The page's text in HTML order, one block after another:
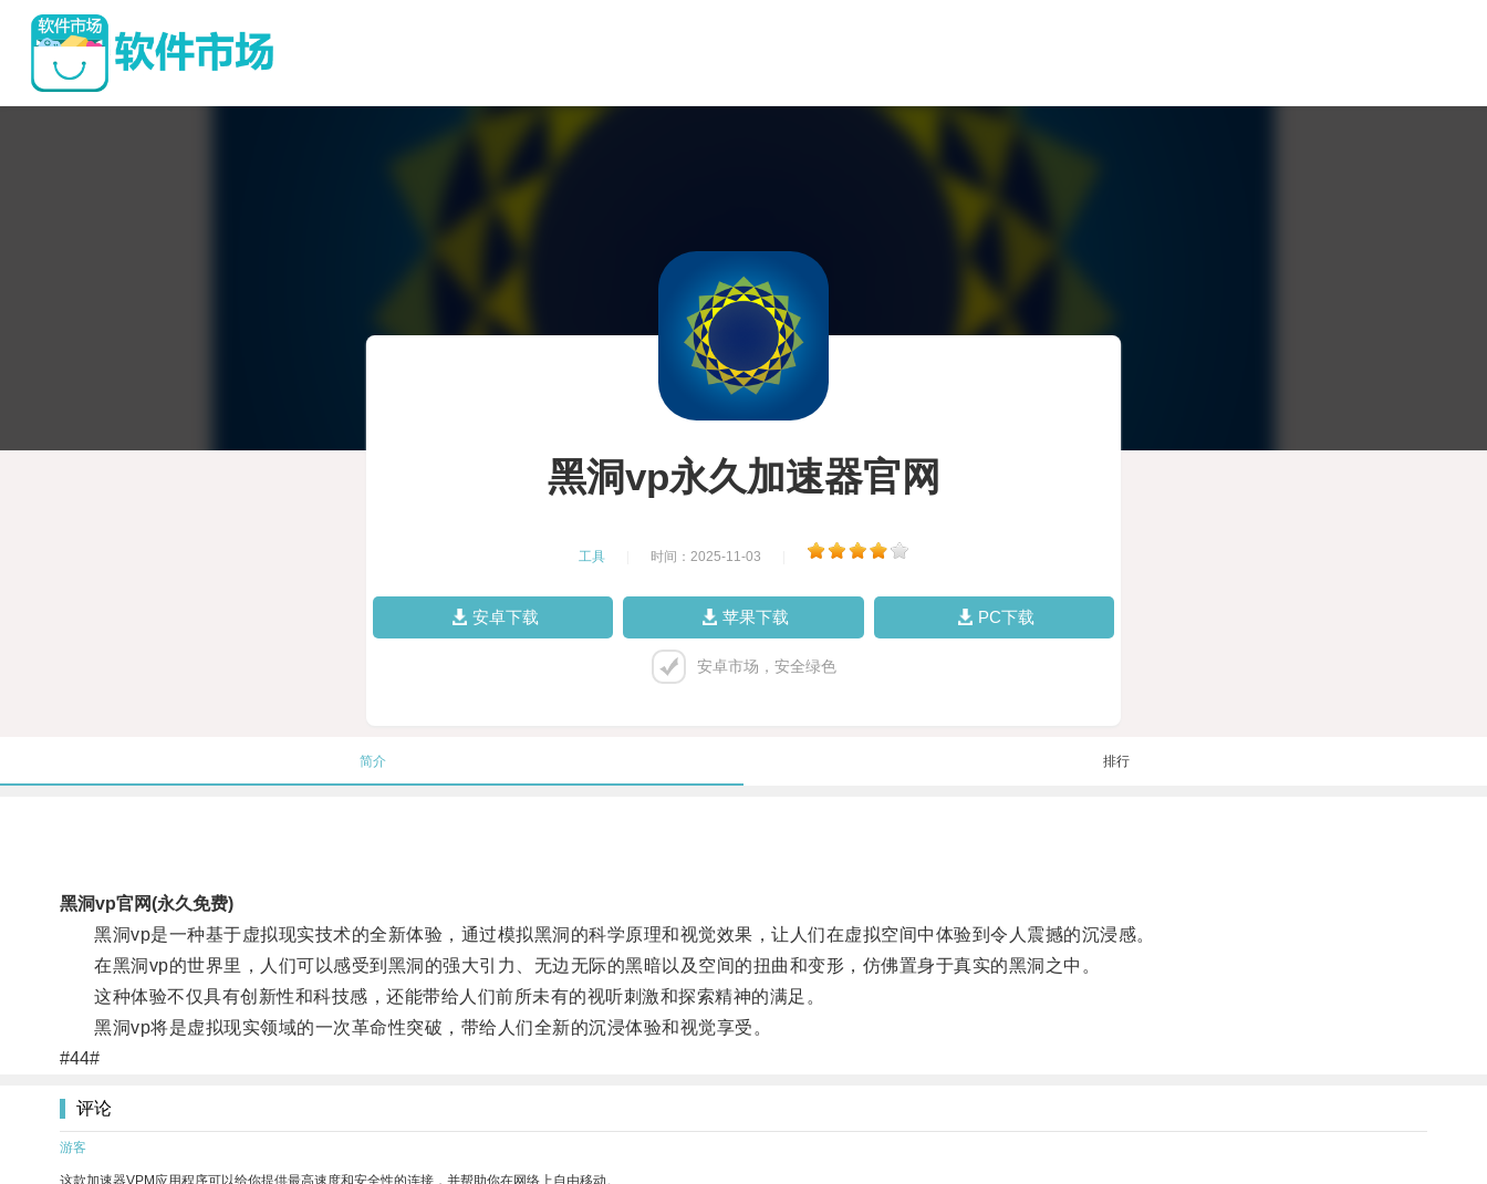
黑洞vp永久加速器官网
工具 时间：2025-11-03
安卓下载 苹果下载 PC下载
安卓市场，安全绿色
简介 排行
黑洞vp官网(永久免费)
黑洞vp是一种基于虚拟现实技术的全新体验，通过模拟黑洞的科学原理和视觉效果，让人们在虚拟空间中体验到令人震撼的沉浸感。
在黑洞vp的世界里，人们可以感受到黑洞的强大引力、无边无际的黑暗以及空间的扭曲和变形，仿佛置身于真实的黑洞之中。
这种体验不仅具有创新性和科技感，还能带给人们前所未有的视听刺激和探索精神的满足。
黑洞vp将是虚拟现实领域的一次革命性突破，带给人们全新的沉浸体验和视觉享受。
#44#
评论
游客
这款加速器VPM应用程序可以给你提供最高速度和安全性的连接，并帮助你在网络上自由移动。